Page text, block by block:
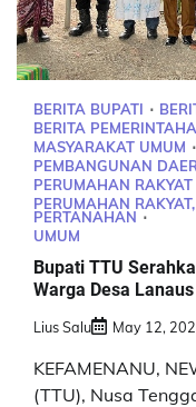
BERITA BUPATI
BERITA
MASYARAKAT UMUM
PEMBANGUNAN
PERUMAHAN RAKYAT
PERUMAHAN
PERTANAHAN
UMUM
Bupati TTU
Warga Desa Lanaus
Lius Salu May 12,
KEFAMENANU,
(TTU), Nusa